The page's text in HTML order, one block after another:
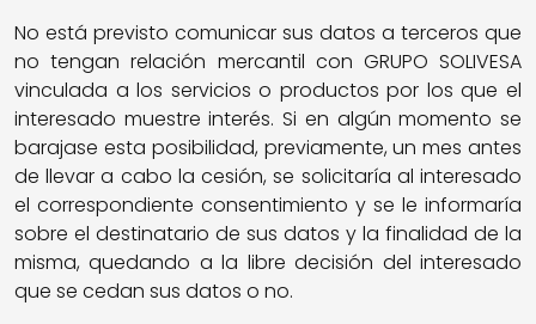
No está previsto comunicar sus datos a terceros que
no tengan relación mercantil con GRUPO SOLIVESA
vinculada a los servicios o productos por los que el
interesado muestre interés. Si en algún momento se
barajase esta posibilidad, previamente, un mes antes
de llevar a cabo la cesión, se solicitaría al interesado
el correspondiente consentimiento y se le informaría
sobre el destinatario de sus datos y la finalidad de la
misma, quedando a la libre decisión del interesado
que se cedan sus datos o no.